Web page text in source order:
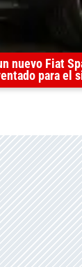
nuevo Fiat
para el